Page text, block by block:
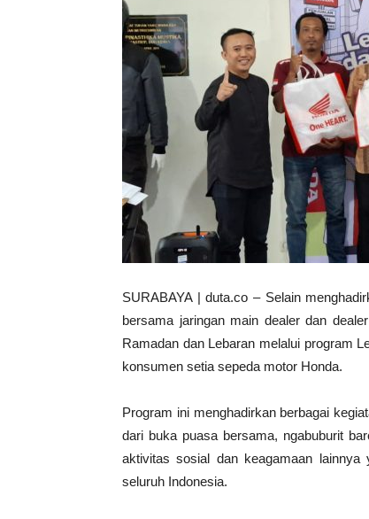
SURABAYA | duta.co – Selain
bersama jaringan main dealer dan
Ramadan dan Lebaran melalui program
konsumen setia sepeda motor Honda.
Program ini menghadirkan berbagai
dari buka puasa bersama, ngabuburit
aktivitas sosial dan keagamaan
seluruh Indonesia.